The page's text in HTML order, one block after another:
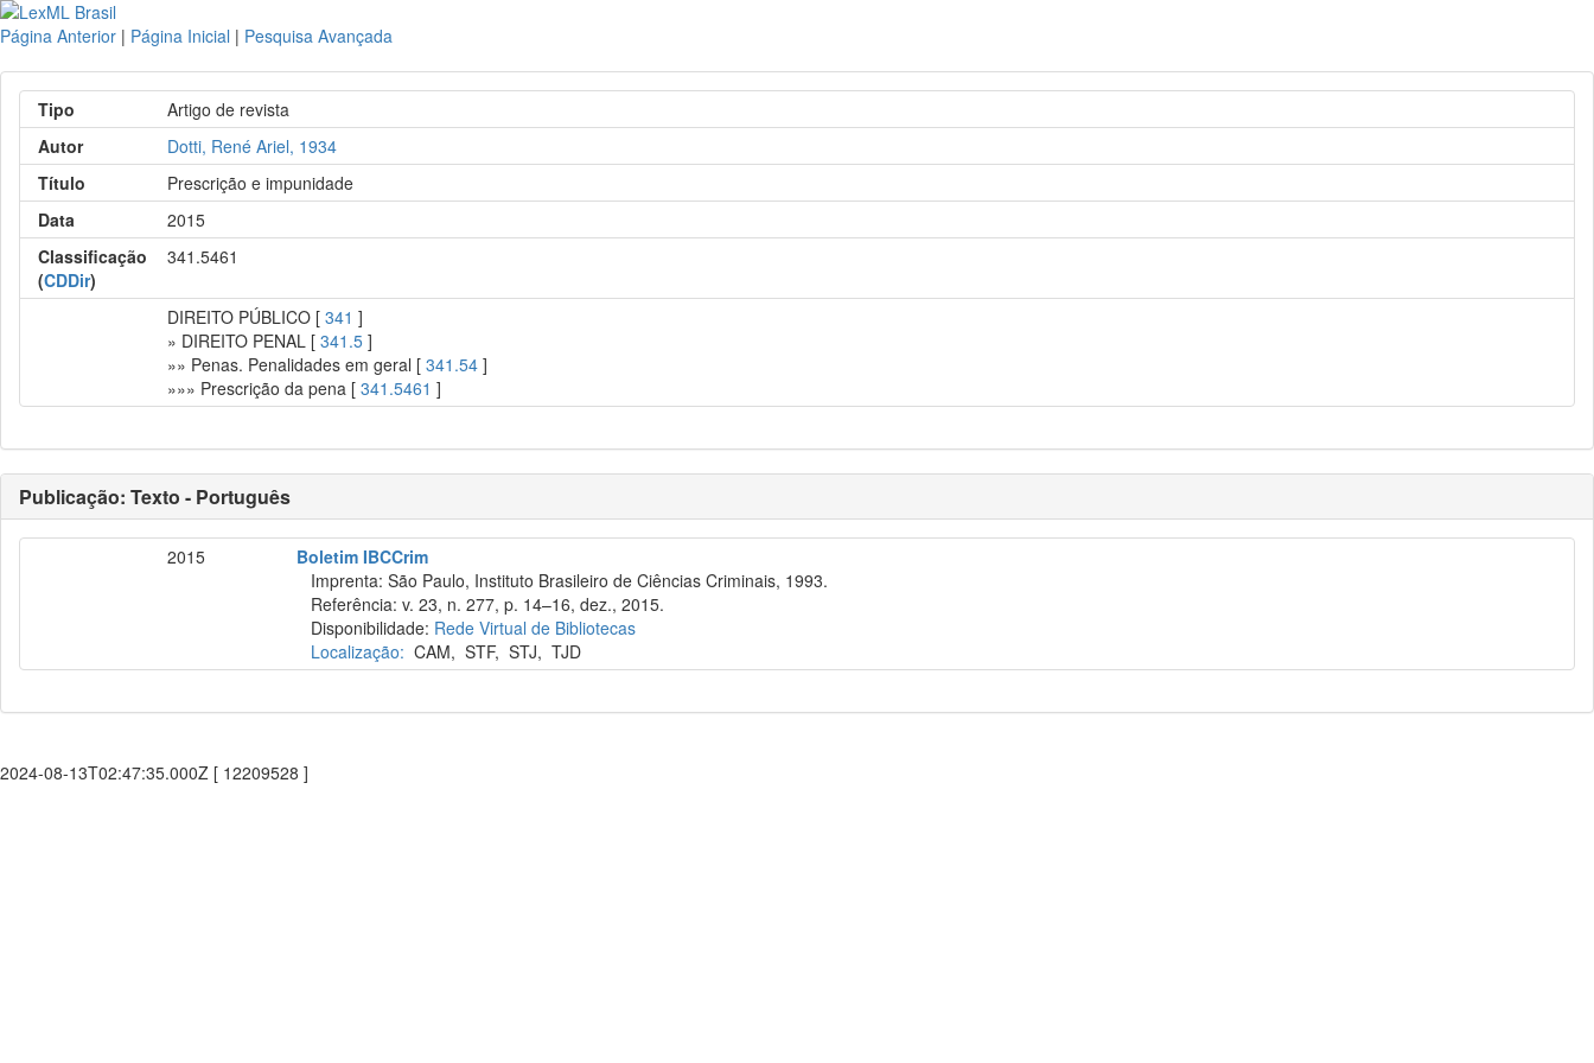
Página Anterior | Página Inicial | Pesquisa Avançada
Tipo
Artigo de revista
Autor
Dotti, René Ariel, 1934
Título
Prescrição e impunidade
Data
2015
Classificação
(CDDir)
341.5461
DIREITO PÚBLICO [341 ]
» DIREITO PENAL [341.5 ]
»» Penas. Penalidades em geral [341.54 ]
»»» Prescrição da pena [341.5461 ]
Publicação: Texto - Português
2015
Boletim IBCCrim
Imprenta: São Paulo, Instituto Brasileiro de Ciências Criminais, 1993.
Referência: v. 23, n. 277, p. 14–16, dez., 2015.
Disponibilidade: Rede Virtual de Bibliotecas
Localização: CAM,STF,STJ,TJD
2024-08-13T02:47:35.000Z [ 12209528 ]